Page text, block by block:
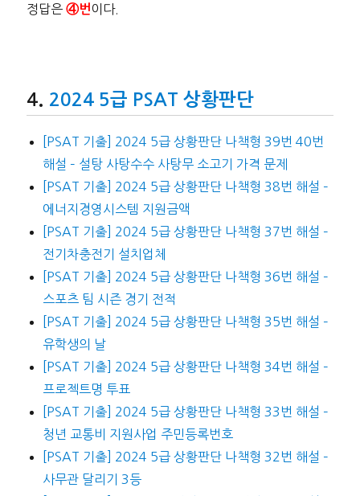
정답은④번 이다.
2024 5급 PSAT 상황판단
[PSAT 기출] 2024 5급 상황판단 나책형 39번 40번
해설 – 설탕 사탕수수 사탕무 소고기 가격 문제
[PSAT 기출] 2024 5급 상황판단 나책형 38번 해설 –
에너지경영시스템 지원금액
[PSAT 기출] 2024 5급 상황판단 나책형 37번 해설 –
전기차충전기 설치업체
[PSAT 기출] 2024 5급 상황판단 나책형 36번 해설 –
스포츠 팀 시즌 경기 전적
[PSAT 기출] 2024 5급 상황판단 나책형 35번 해설 –
유학생의 날
[PSAT 기출] 2024 5급 상황판단 나책형 34번 해설 –
프로젝트명 투표
[PSAT 기출] 2024 5급 상황판단 나책형 33번 해설 –
청년 교통비 지원사업 주민등록번호
[PSAT 기출] 2024 5급 상황판단 나책형 32번 해설 –
사무관 달리기 3등